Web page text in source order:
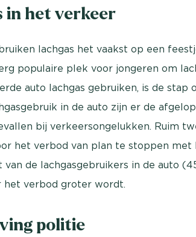
in het verkeer
lachgas het vaakst op een
populaire plek voor jongeren om
auto lachgas gebruiken, is de stap
in de auto zijn er de
bij verkeersongelukken. Ruim
het verbod van plan te stoppen met
van de lachgasgebruikers in de auto
het verbod groter wordt.
politie